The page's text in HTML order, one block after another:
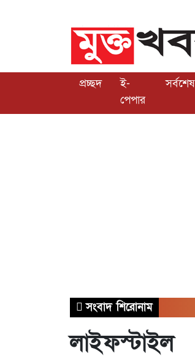
প্রচ্ছদ
ই-
পেপার
সর্বশেষ
সংবাদ শিরোনাম
লাইফস্টাইল